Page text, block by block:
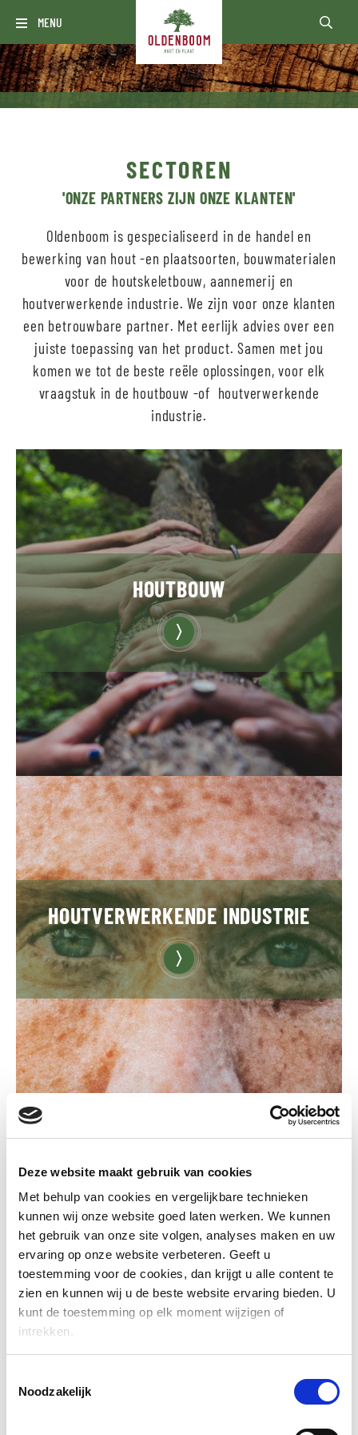
Deze website maakt gebruik van cookies
Met behulp van cookies en vergelijkbare technieken
kunnen wij onze website goed laten werken. We kunnen
het gebruik van onze site volgen, analyses maken en uw
ervaring op onze website verbeteren. Geeft u
toestemming voor de cookies, dan krijgt u alle content te
zien en kunnen wij u de beste website ervaring bieden. U
kunt de toestemming op elk moment wijzigen of
intrekken.
Noodzakelijk
MENU
SECTOREN
'ONZE PARTNERS ZIJN ONZE KLANTEN'
Oldenboom is gespecialiseerd in de handel en
bewerking van hout -en plaatsoorten, bouwmaterialen
voor de houtskeletbouw, aannemerij en
houtverwerkende industrie. We zijn voor onze klanten
een betrouwbare partner. Met eerlijk advies over een
juiste toepassing van het product. Samen met jou
komen we tot de beste reële oplossingen, voor elk
vraagstuk in de houtbouw -of houtverwerkende
industrie.
HOUTBOUW
HOUTVERWERKENDE INDUSTRIE
DUURZAAM HOUT
Als klant wil je graag het juiste kwaliteitsproduct volgens
afspraak geleverd hebben. ‘Just in time’, zodat jij verder kunt.
Natuurlijk, dat is Oldenboom! Daar kun je van op aan. Ook als we
toch nog een verandering moeten aanbrengen in de planning.
We blijven flexibel om jou optimaal van dienst te zijn. Onze ruime
voorraden maken een betrouwbare levering mogelijk. Daarbij
manieren helpt en ontzorgt.